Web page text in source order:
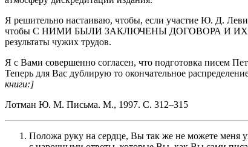
Я решительно настаиваю, чтобы, если участие Ю. Д.
чтобы С НИМИ БЫЛИ ЗАКЛЮЧЕНЫ ДОГОВОРА И ИХ
результаты чужих трудов.
Я с Вами совершенно согласен, что подготовка писем
Теперь для Вас дублирую то окончательное
книги:]
Лотман Ю. М. Письма. М., 1997. С. 312–315
Положа руку на сердце, Вы так же не можете меня